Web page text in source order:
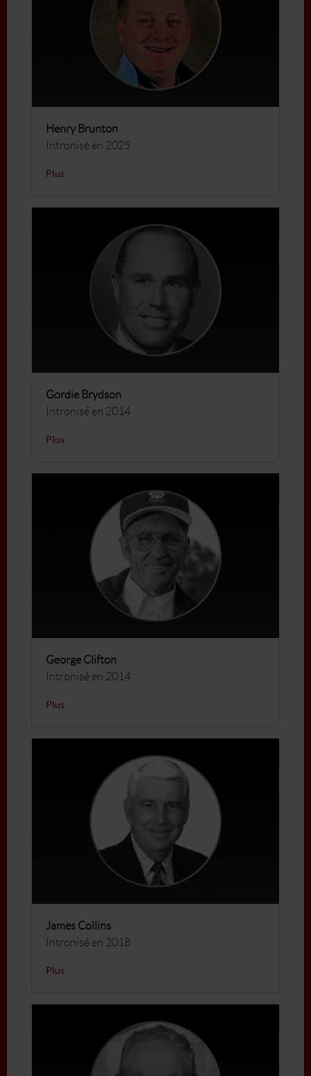
Henry Brunton
Intronisé en 2025
Plus
Gordie Brydson
Intronisé en 2014
Plus
George Clifton
Intronisé en 2014
Plus
James Collins
Intronisé en 2018
Plus